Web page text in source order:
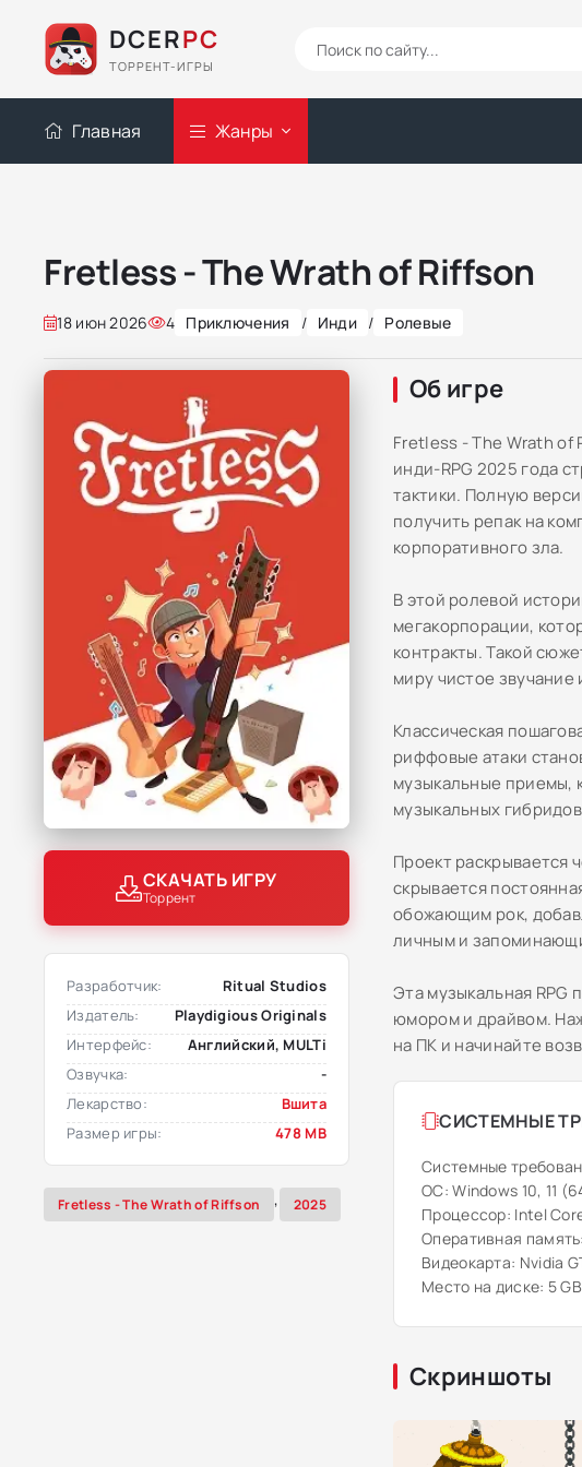
DCERPC
ТОРРЕНТ-ИГРЫ
Главная Жанры
Fretless - The Wrath of Riffson
18 июн 2026 4 Приключения / Инди / Ролевые
СКАЧАТЬ ИГРУ
Торрент
Разработчик:
Ritual Studios
Издатель:
Playdigious Originals
Интерфейс:
Английский, MULTi
Озвучка:
-
Лекарство:
Вшита
Размер игры:
478 MB
Fretless - The Wrath of Riffson , 2025
Об игре
Fretless - The Wrath of
инди-RPG 2025 года
тактики. Полную
получить репак на
корпоративного зла.
В этой ролевой
мегакорпорации,
контракты. Такой
миру чистое звучание
Классическая
риффовые атаки
музыкальные приемы,
музыкальных
Проект раскрывается
скрывается
обожающим рок,
личным и
Эта музыкальная RPG
юмором и драйвом.
на ПК и начинайте
СИСТЕМНЫЕ
Системные
ОС: Windows 10, 11
Процессор: Intel
Оперативная
Видеокарта: Nvidia
Место на диске: 5 GB
Скриншоты